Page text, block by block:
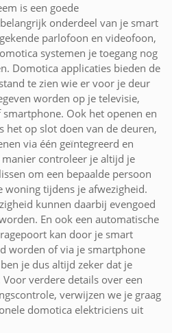
is een goede
onderdeel van je smart
parlofoon en videofoon,
systemen je toegang nog
Domotica applicaties bieden de
te zien wie er voor je deur
worden op je televisie,
Ook het openen en
het op slot doen van de deuren,
via één geïntegreerd en
controleer je altijd je
om een bepaalde persoon
woning tijdens je afwezigheid.
kunnen daarbij evengoed
En ook een automatische
kan door je smart
worden of via je smartphone
je dus altijd zeker dat je
verdere details over een
verwijzen we je graag
domotica elektriciens uit